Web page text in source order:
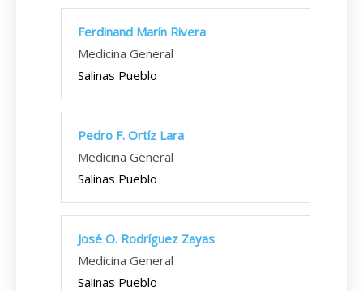
Ferdinand Marín Rivera
Medicina General
Salinas Pueblo
Pedro F. Ortíz Lara
Medicina General
Salinas Pueblo
José O. Rodríguez Zayas
Medicina General
Salinas Pueblo